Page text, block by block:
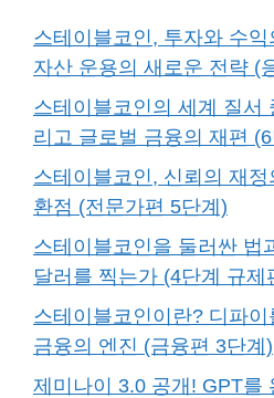
스테이블코인, 투자와 수
자산 운용의 새로운 전략 (
스테이블코인의 세계 질서
리고 글로벌 금융의 재편
스테이블코인, 신뢰의 재
환점 (전문가편 5단계)
스테이블코인을 둘러싼 법
달러를 찍는가 (4단계 규제
스테이블코인이란? 디파
금융의 엔진 (금융편 3단계)
제미나이 3.0 공개! GPT를